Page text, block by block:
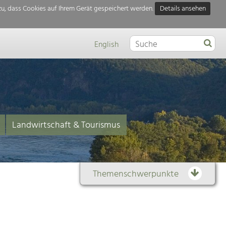
dass Cookies auf Ihrem Gerät gespeichert werden.
Details ansehen
English
Landwirtschaft & Tourismus
Themenschwerpunkte